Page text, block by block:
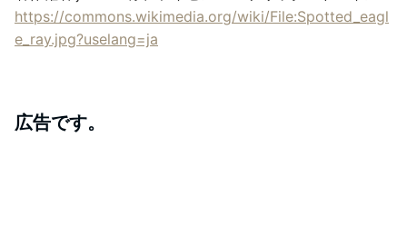
https://commons.wikimedia.org/wiki/File:Spotted_eagl
e_ray.jpg?uselang=ja
広告です。